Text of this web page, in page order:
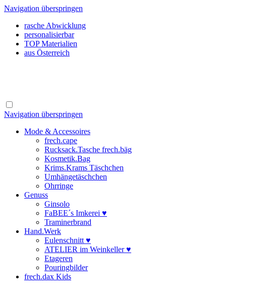
Navigation überspringen
rasche Abwicklung
personalisierbar
TOP Materialien
aus Österreich
Navigation überspringen
Mode & Accessoires
frech.cape
Rucksack.Tasche frech.bäg
Kosmetik.Bag
Krims.Krams Täschchen
Umhängetäschchen
Ohrringe
Genuss
Ginsolo
FaBEE´s Imkerei ♥
Traminerbrand
Hand.Werk
Eulenschnitt ♥
ATELIER im Weinkeller ♥
Etageren
Pouringbilder
frech.dax Kids